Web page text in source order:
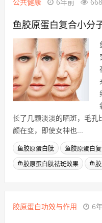
鱼胶原蛋白复合小
长了几颗淡淡的晒斑，毛孔
颜在变，即使女神也...
鱼胶原蛋白肽 鱼胶原蛋白
鱼胶原蛋白肽祛斑效果 鱼
胶原蛋白功效与作用 6